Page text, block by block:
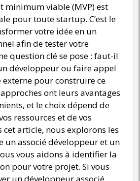
minimum viable (MVP) est
pour toute startup. C’est le
votre idée en un
afin de tester votre
question clé se pose : faut-il
développeur ou faire appel
pour construire ce
approches ont leurs avantages
et le choix dépend de
ressources et de vos
article, nous explorons les
un associé développeur et un
vous aidons à identifier la
pour votre projet. Si vous
un développeur associé,